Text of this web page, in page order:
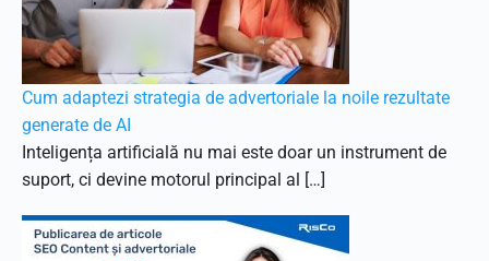
Cum adaptezi strategia de advertoriale la noile rezultate
generate de AI
Inteligența artificială nu mai este doar un instrument de
suport, ci devine motorul principal al […]